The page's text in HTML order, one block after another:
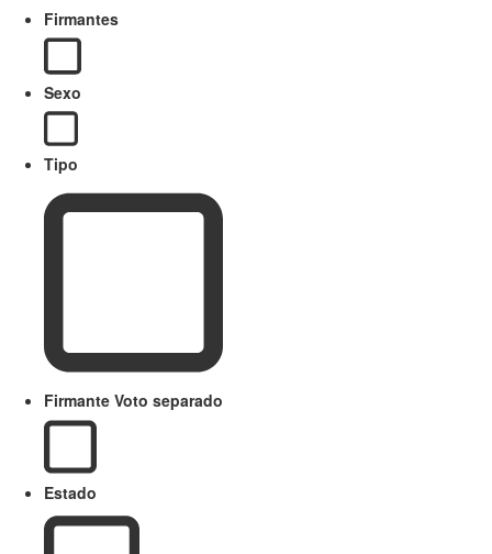
Firmantes
Sexo
Tipo
Firmante Voto separado
Estado